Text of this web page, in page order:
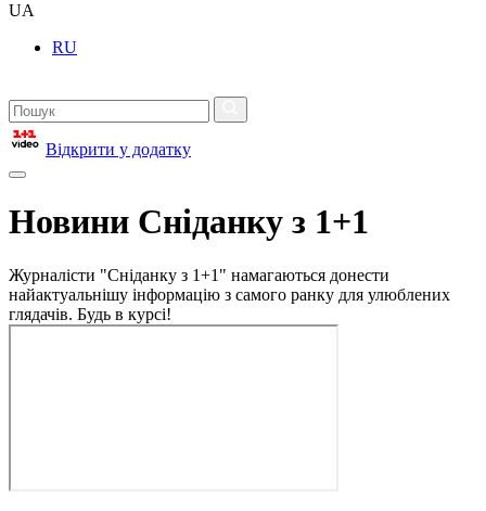
UA
RU
Відкрити у додатку
Новини Сніданку з 1+1
Журналісти "Сніданку з 1+1" намагаються донести
найактуальнішу інформацію з самого ранку для улюблених
глядачів. Будь в курсі!